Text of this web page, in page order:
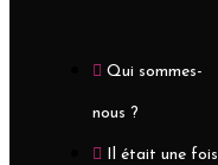
Qui sommes-
nous ?
Il était une fois